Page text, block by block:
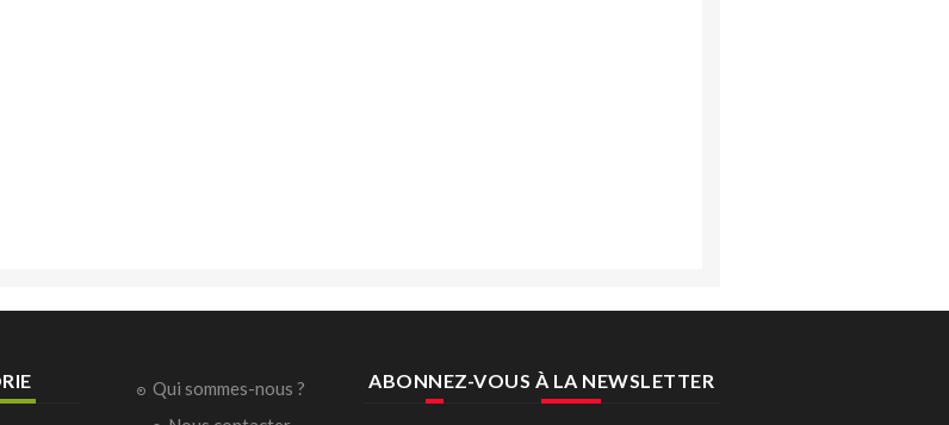
Qui sommes-nous ?
ABONNEZ-VOUS À LA NEWSLETTER